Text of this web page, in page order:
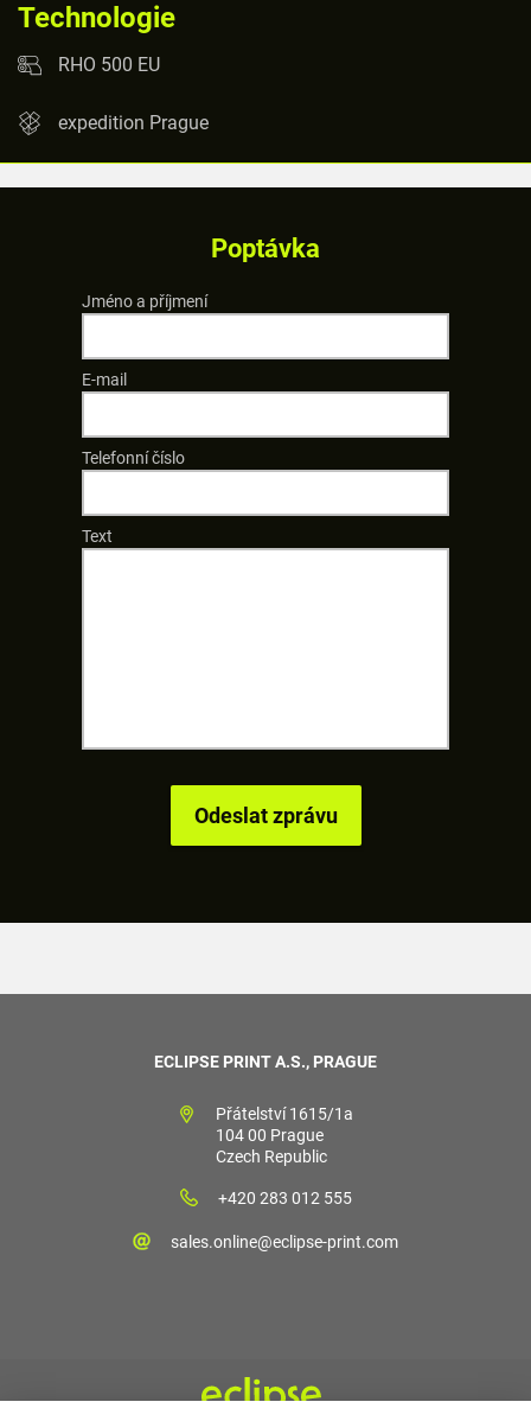
Technologie
RHO 500 EU
expedition Prague
Poptávka
Jméno a příjmení
E-mail
Telefonní číslo
Text
ECLIPSE PRINT A.S., PRAGUE
Přátelství 1615/1a
104 00 Prague
Czech Republic
+420 283 012 555
sales.online@eclipse-print.com